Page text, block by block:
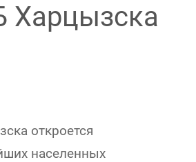
Харцызска
откроется
населенных